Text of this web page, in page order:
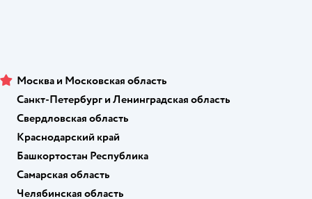
Москва и Московская область
Санкт-Петербург и Ленинградская область
Свердловская область
Краснодарский край
Башкортостан Республика
Самарская область
Челябинская область